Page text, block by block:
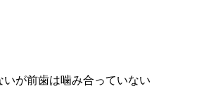
が前歯は噛み合っていない